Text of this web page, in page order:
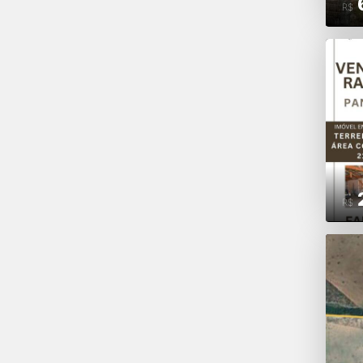
R$
R$